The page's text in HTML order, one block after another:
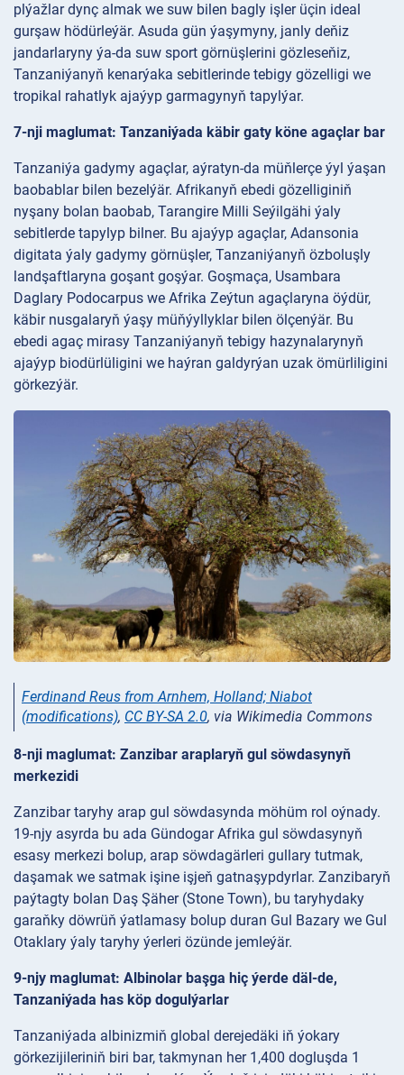
plýažlar dynç almak we suw bilen bagly işler üçin ideal
gurşaw hödürleýär. Asuda gün ýaşymyny, janly deňiz
jandarlaryny ýa-da suw sport görnüşlerini gözleseňiz,
Tanzaniýanyň kenarýaka sebitlerinde tebigy gözelligi we
tropikal rahatlyk ajaýyp garmagynyň tapylýar.
7-nji maglumat: Tanzaniýada käbir gaty köne agaçlar bar
Tanzaniýa gadymy agaçlar, aýratyn-da müňlerçe ýyl ýaşan
baobablar bilen bezelýär. Afrikanyň ebedi gözelliginiň
nyşany bolan baobab, Tarangire Milli Seýilgähi ýaly
sebitlerde tapylyp bilner. Bu ajaýyp agaçlar, Adansonia
digitata ýaly gadymy görnüşler, Tanzaniýanyň özboluşly
landşaftlaryna goşant goşýar. Goşmaça, Usambara
Daglary Podocarpus we Afrika Zeýtun agaçlaryna öýdür,
käbir nusgalaryň ýaşy müňýyllyklar bilen ölçenýär. Bu
ebedi agaç mirasy Tanzaniýanyň tebigy hazynalarynyň
ajaýyp biodürlüligini we haýran galdyrýan uzak ömürliligini
görkezýär.
Ferdinand Reus from Arnhem, Holland; Niabot
(modifications), CC BY-SA 2.0, via Wikimedia Commons
8-nji maglumat: Zanzibar araplaryň gul söwdasynyň
merkezidi
Zanzibar taryhy arap gul söwdasynda möhüm rol oýnady.
19-njy asyrda bu ada Gündogar Afrika gul söwdasynyň
esasy merkezi bolup, arap söwdagärleri gullary tutmak,
daşamak we satmak işine işjeň gatnaşypdyrlar. Zanzibaryň
paýtagty bolan Daş Şäher (Stone Town), bu taryhydaky
garaňky döwrüň ýatlamasy bolup duran Gul Bazary we Gul
Otaklary ýaly taryhy ýerleri özünde jemleýär.
9-njy maglumat: Albinolar başga hiç ýerde däl-de,
Tanzaniýada has köp dogulýarlar
Tanzaniýada albinizmiň global derejedäki iň ýokary
görkezijileriniň biri bar, takmynan her 1,400 dogluşda 1